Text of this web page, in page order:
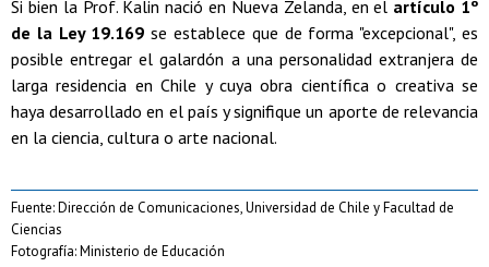
Si bien la Prof. Kalin nació en Nueva Zelanda, en el artículo 1º
de la Ley 19.169 se establece que de forma "excepcional", es
posible entregar el galardón a una personalidad extranjera de
larga residencia en Chile y cuya obra científica o creativa se
haya desarrollado en el país y signifique un aporte de relevancia
en la ciencia, cultura o arte nacional.
Fuente: Dirección de Comunicaciones, Universidad de Chile y Facultad de
Ciencias
Fotografía: Ministerio de Educación